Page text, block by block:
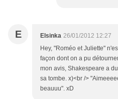
E Elsinka 26/01/2012 12:27
Hey, "Roméo et Juliette"
façon dont on a pu
mon avis, Shakespeare a
sa tombe. x)<br />
beauuu". xD